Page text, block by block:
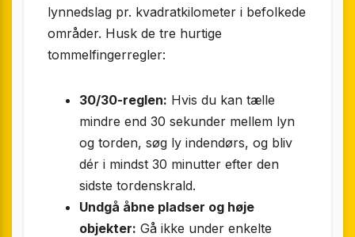
lynnedslag pr. kvadratkilometer i befolkede
områder. Husk de tre hurtige
tommelfingerregler:
30/30-reglen: Hvis du kan tælle
mindre end 30 sekunder mellem lyn
og torden, søg ly indendørs, og bliv
dér i mindst 30 minutter efter den
sidste tordenskrald.
Undgå åbne pladser og høje
objekter: Gå ikke under enkelte